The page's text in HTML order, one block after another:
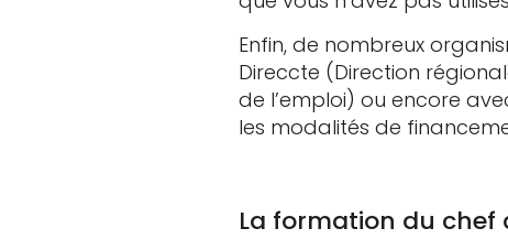
Enfin, de nombreux
Direccte (Direction
de l’emploi) ou encore
les modalités de
La formation du chef